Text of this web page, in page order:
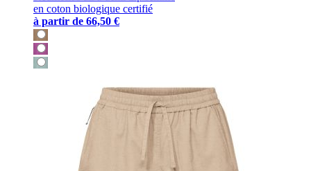
en coton biologique certifié
à partir de 66,50 €